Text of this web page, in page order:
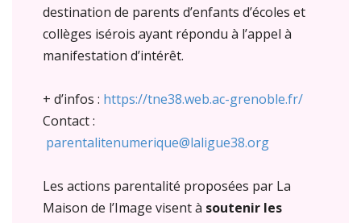
destination de parents d’enfants d’écoles et
collèges isérois ayant répondu à l’appel à
manifestation d’intérêt.
+ d’infos : https://tne38.web.ac-grenoble.fr/
Contact :
parentalitenumerique@laligue38.org
Les actions parentalité proposées par La
Maison de l’Image visent à soutenir les